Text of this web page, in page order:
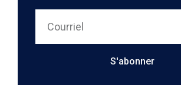
S'abonner